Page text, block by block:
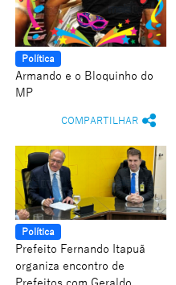
Política
Armando e o Bloquinho do
MP
COMPARTILHAR
Política
Prefeito Fernando Itapuã
organiza encontro de